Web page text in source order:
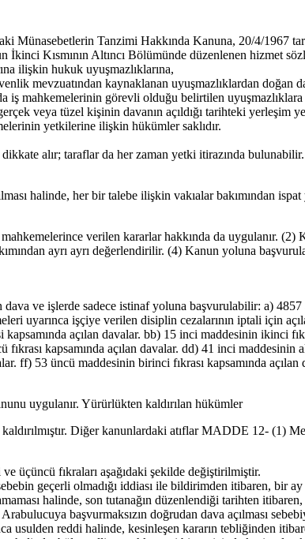
Münasebetlerin Tanzimi Hakkında Kanuna, 20/4/1967
Kısmının Altıncı Bölümünde düzenlenen hizmet
ilişkin hukuk uyuşmazlıklarına,
mevzuatından kaynaklanan uyuşmazlıklardan doğan
iş mahkemelerinin görevli olduğu belirtilen
veya tüzel kişinin davanın açıldığı tarihteki yerleşim
yetkilerine ilişkin hükümler saklıdır.
alır; taraflar da her zaman yetki itirazında bulunabilir.
halinde, her bir talebe ilişkin vakıalar bakımından
verilen kararlar hakkında da uygulanır. (2)
ayrı ayrı değerlendirilir. (4) Kanun yoluna
ve işlerde sadece istinaf yoluna başvurulabilir: a) 4857
uyarınca işçiye verilen disiplin cezalarının iptali için
açılan davalar. bb) 15 inci maddesinin ikinci
kapsamında açılan davalar. dd) 41 inci maddesinin
ff) 53 üncü maddesinin birinci fıkrası kapsamında
uygulanır. Yürürlükten kaldırılan hükümler
Diğer kanunlardaki atıflar MADDE 12- (1)
üçüncü fıkraları aşağıdaki şekilde değiştirilmiştir.
geçerli olmadığı iddiası ile bildirimden itibaren, bir
halinde, son tutanağın düzenlendiği tarihten
başvurmaksızın doğrudan dava açılması
usulden reddi halinde, kesinleşen kararın tebliğinden